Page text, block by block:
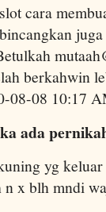
cara
berkahwin
08-08 10:17
ada
yg
x blh mndi